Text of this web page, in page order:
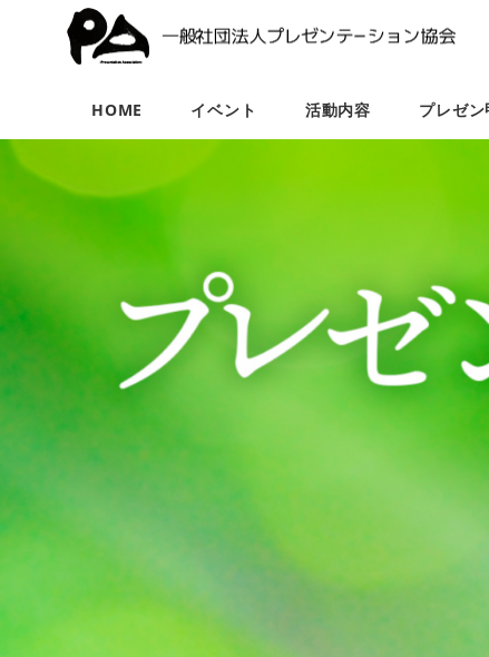
HOME イベント 活動内容 プレゼ